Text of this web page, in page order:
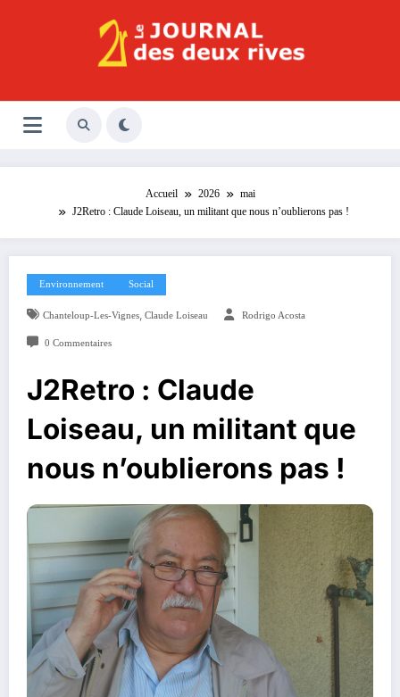
Le Journal des Deux Rives
Accueil 2026
mai
J2Retro : Claude Loiseau, un militant que nous n’oublierons pas !
Environnement Social
Chanteloup-Les-Vignes, Claude Loiseau Rodrigo Acosta
0 Commentaires
J2Retro : Claude
Loiseau, un militant que
nous n’oublierons pas !